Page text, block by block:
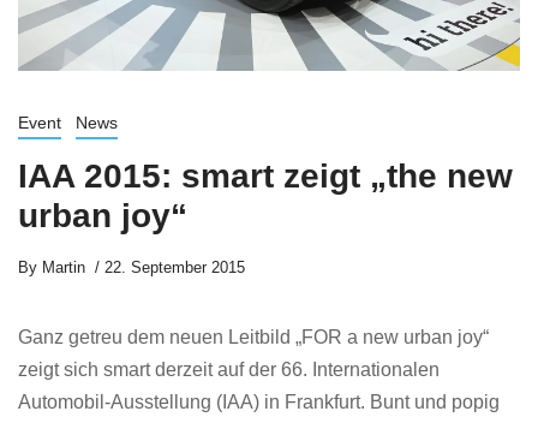
Event News
IAA 2015: smart zeigt „the new
urban joy“
By Martin 22. September 2015
Ganz getreu dem neuen Leitbild „FOR a new urban joy“
zeigt sich smart derzeit auf der 66. Internationalen
Automobil-Ausstellung (IAA) in Frankfurt. Bunt und popig